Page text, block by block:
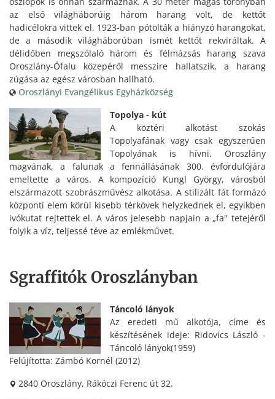
az első világháborúig három harang volt, de kettőt
hadicélokra vittek el. 1923-ban pótolták a hiányzó harangokat,
de a második világháborúban ismét kettőt rekviráltak. A
délidőben megszólaló három és félmázsás harang szava
Oroszlány-Ófalu közepéről messzire hallatszik, a harang
zúgása az egész városban hallható.
Oroszlányi Evangélikus Egyházközség
Topolya - kút
A köztéri alkotást szokás
Topolyafának vagy csak egyszerűen
Topolyának is hívni. Oroszlány
magvának, a falunak a fennállásának 300. évfordulójára
emeltette a város. A kompozíció Kungl György, városból
elszármazott szobrászművész alkotása. A stilizált fát formázó
központi elem körül kisebb térkövek helyzkednek el, egyikben
ivókutat rejtettek el. A város jelesebb napjain a „fa" tetejéről
folyik a víz, teljessé téve az emlékművet.
Sgraffitók Oroszlányban
Táncoló lányok
Az eredeti mű alkotója, címe és
készítésének ideje: Ridovics László -
Táncoló lányok(1959)
Felújította: Zámbó Kornél (2012)
2840 Oroszlány, Rákóczi Ferenc út 32.